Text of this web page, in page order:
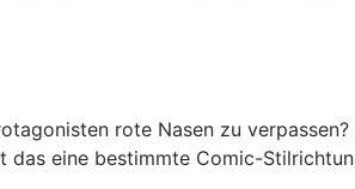
rote Nasen zu
eine bestimmte Comic-